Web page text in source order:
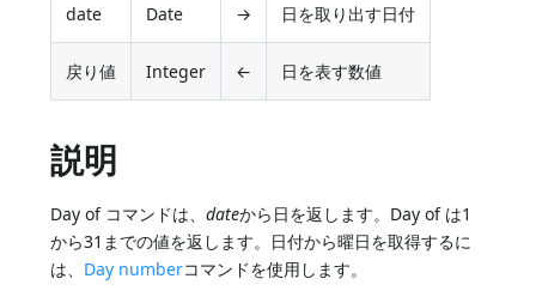
date Date → 日を取り出す日付
戻り値 Integer ← 日を表す数値
説明
Day of コマンドは、dateから日を返します。Day of は1
から31までの値を返します。日付から曜日を取得するに
は、 Day numberコマンドを使用します。